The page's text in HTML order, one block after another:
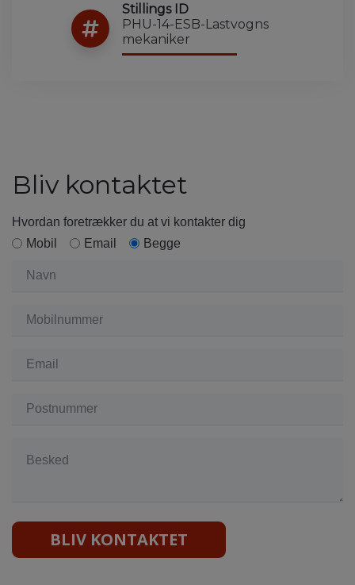
Stillings ID
PHU-14-ESB-Lastvogns
mekaniker
Bliv kontaktet
Hvordan foretrækker du at vi kontakter dig
Mobil
Email Begge
BLIV KONTAKTET